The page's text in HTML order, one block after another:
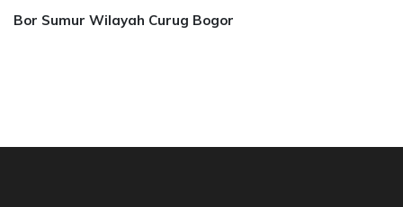
Bor Sumur Wilayah Curug Bogor